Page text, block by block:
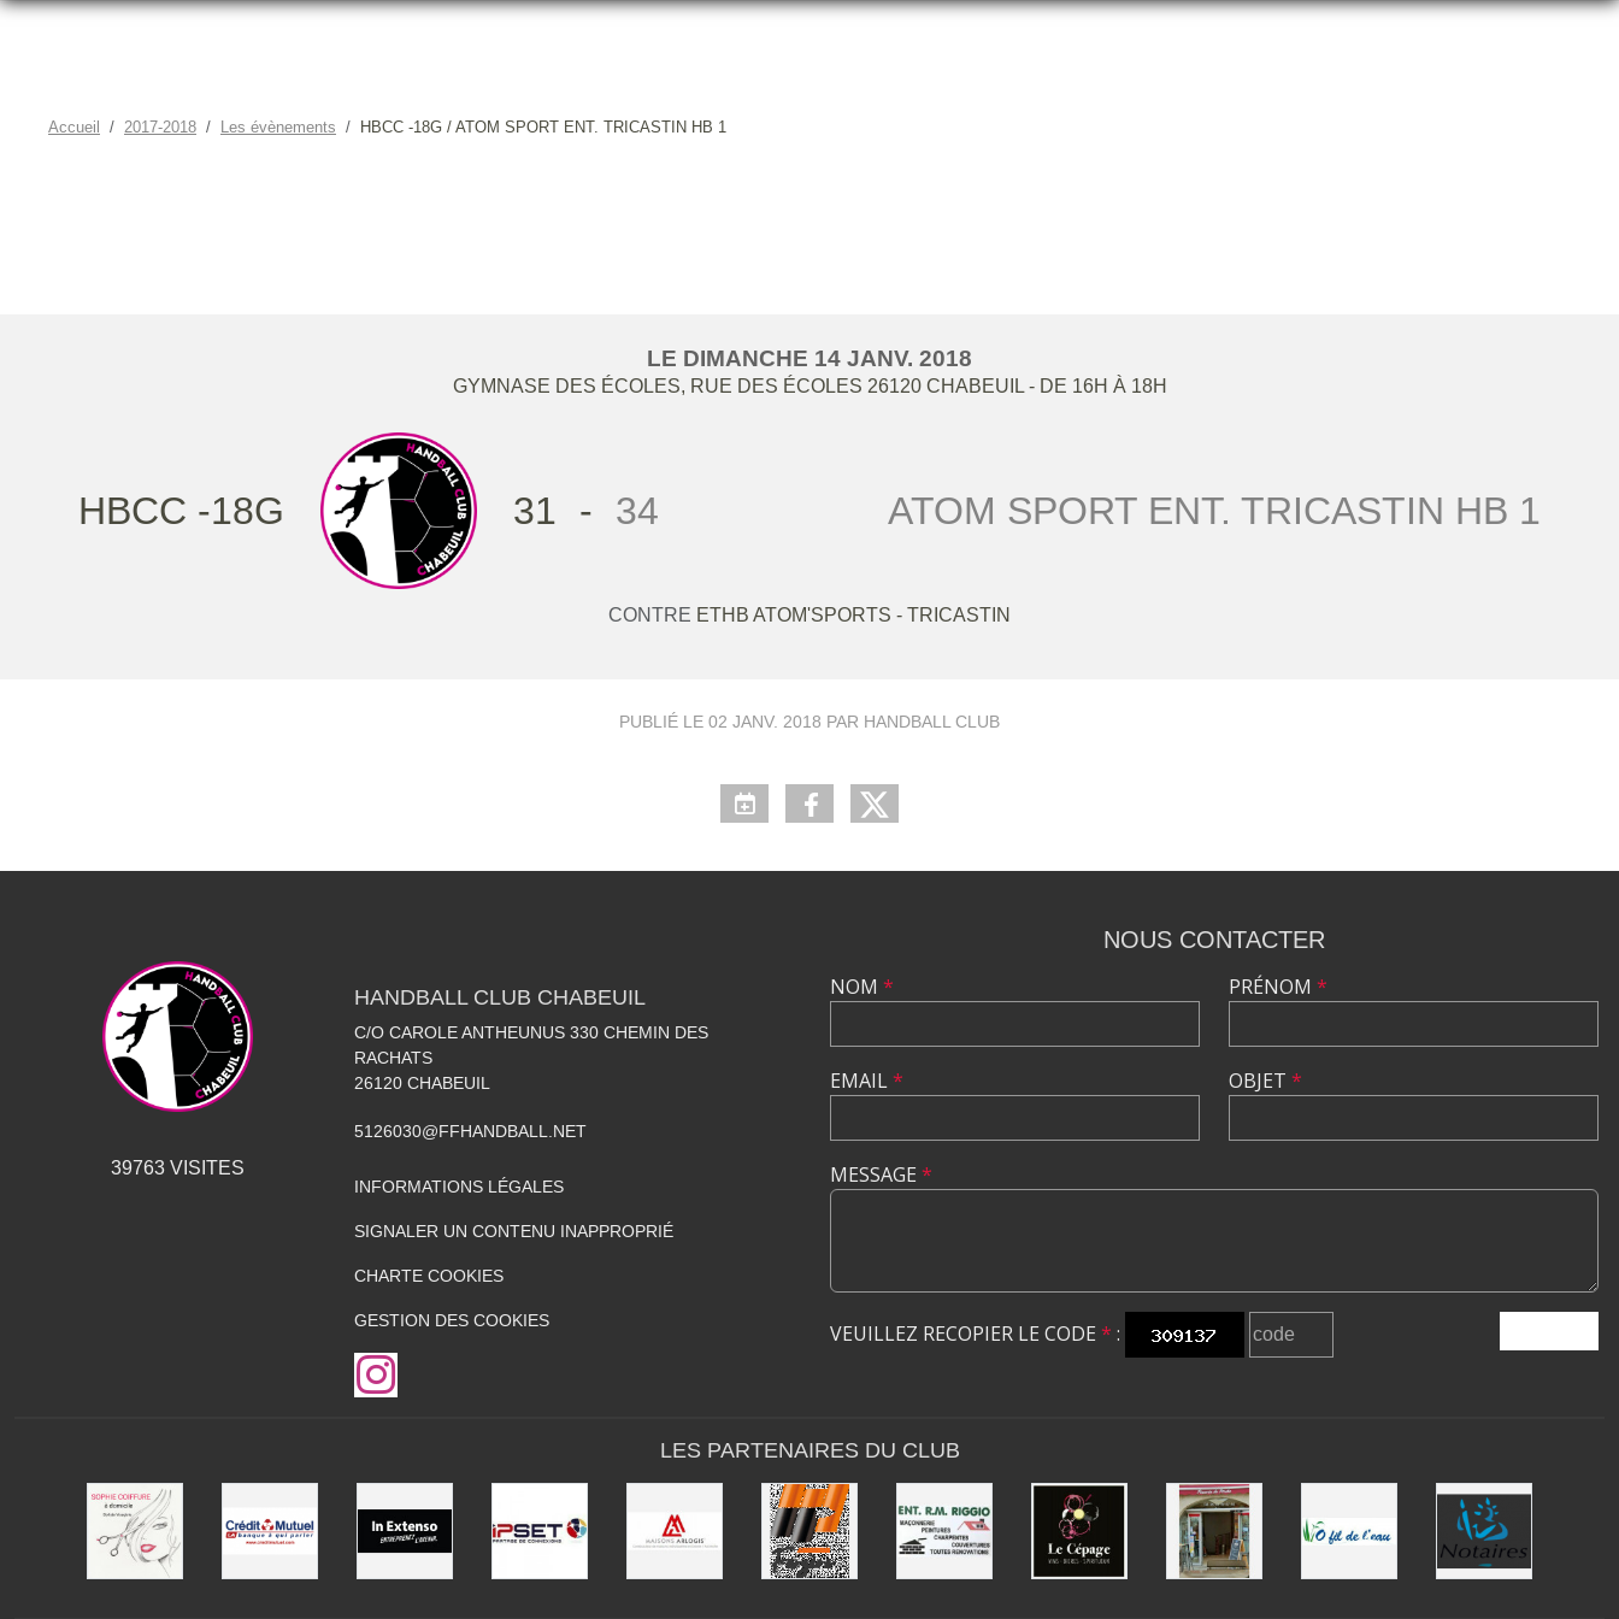
Accueil 2017-2018 Les évènements HBCC -18G / ATOM SPORT ENT. TRICASTIN HB 1
LE DIMANCHE 14 JANV. 2018
GYMNASE DES ÉCOLES, RUE DES ÉCOLES 26120 CHABEUIL - DE 16H À 18H
HBCC -18G 31 - 34 ATOM SPORT ENT. TRICASTIN HB 1
CONTRE ETHB ATOM'SPORTS - TRICASTIN
PUBLIÉ LE 02 JANV. 2018 PAR HANDBALL CLUB
39763VISITES
HANDBALL CLUB CHABEUIL
C/O CAROLE ANTHEUNUS 330 CHEMIN DES
RACHATS
26120 CHABEUIL
5126030@FFHANDBALL.NET
INFORMATIONS LÉGALES
SIGNALER UN CONTENU INAPPROPRIÉ
CHARTE COOKIES
GESTION DES COOKIES
NOUS CONTACTER
NOM *
EMAIL*
PRÉNOM *
OBJET *
MESSAGE *
VEUILLEZ RECOPIER LE CODE * :
LES PARTENAIRES DU CLUB